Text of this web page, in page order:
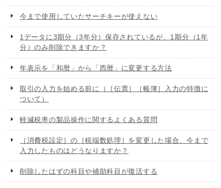
今まで使用していたサーチキーが使えない
1データに3期分（3年分）保存されているが、1期分（1年
分）のみ削除できますか？
年表示を「和暦」から「西暦」に変更する方法
取引の入力を始める前に（［伝票］［帳簿］入力の特徴に
ついて）
軽減税率の製品操作に関するよくある質問
［消費税設定］の［税端数処理］を変更した場合、今まで
入力したものはどうなりますか？
削除したはずの科目や補助科目が復活する